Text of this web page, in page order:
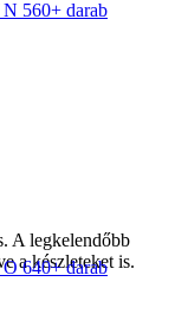
A legkelendőbb
a készleteket is.